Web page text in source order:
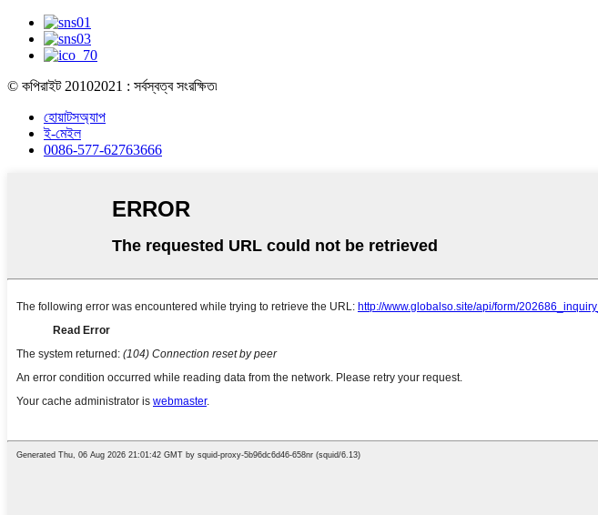
© কপিরাইট 20102021 : সর্বস্বত্ব সংরক্ষিত৷
হোয়াটসঅ্যাপ
ই-মেইল
0086-577-62763666